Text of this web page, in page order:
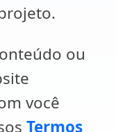
ou
você
Termos